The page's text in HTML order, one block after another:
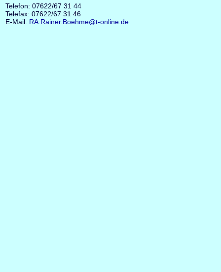
Telefon: 07622/67 31 44
Telefax: 07622/67 31 46
E-Mail: RA.Rainer.Boehme@t-online.de